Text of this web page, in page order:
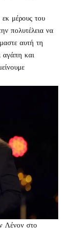
μέρους του
πολυτέλεια να
αυτή τη
αγάπη και
Λένον στο